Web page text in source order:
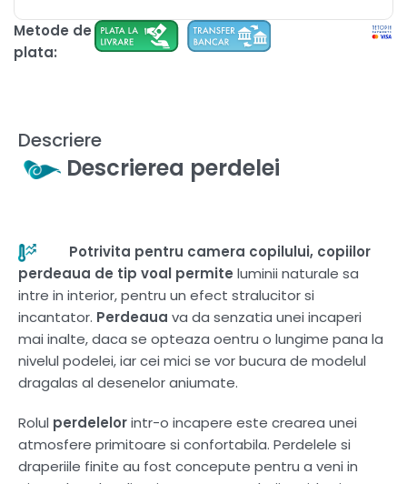
Metode de
plata:
Descriere
Descrierea perdelei
Potrivita pentru camera copilului, copiilor
perdeaua de tip voal permite luminii naturale sa
intre in interior, pentru un efect stralucitor si
incantator. Perdeaua va da senzatia unei incaperi
mai inalte, daca se opteaza oentru o lungime pana la
nivelul podelei, iar cei mici se vor bucura de modelul
dragalas al desenelor aniumate.
Rolul perdelelorintr-o incapere este crearea unei
atmosfere primitoare si confortabila. Perdelele si
draperiile finite au fost concepute pentru a veni in